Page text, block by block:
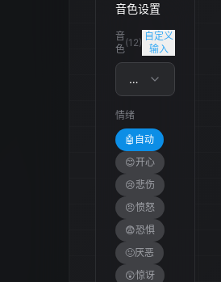
音色设置
音
色
(12)
自定义
输入
青涩青年-男
情绪
🤖 自动
😊开心
😢悲伤
😠愤怒
😨恐惧
🤢厌恶
😲惊讶